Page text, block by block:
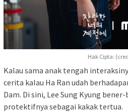
Hak Cipta:
Kalau sama anak tengah
cerita kalau Ha Ran udah
Dam. Di sini, Lee Sung Kyung
protektifnya sebagai kakak tertua.